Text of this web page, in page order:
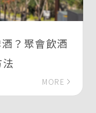
？聚會飲酒
MORE